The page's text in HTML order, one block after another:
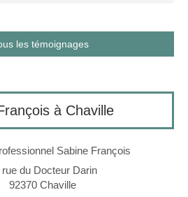
les témoignages
à Chaville
Sabine François
rue du Docteur Darin
92370 Chaville